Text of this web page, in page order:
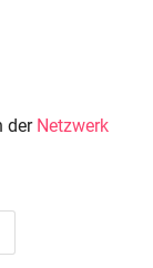
der Netzwerk